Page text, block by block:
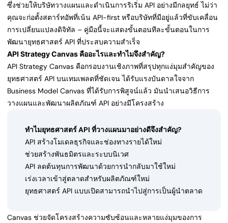
ซึ่งช่วยให้บริษัทวางแผนและดำเนินการริเริ่ม API อย่างมีกลยุทธ์ ไม่ว่า
คุณจะก่อตั้งสตาร์ทอัพที่เน้น API-first หรือบริษัทที่มีอยู่แล้วที่ขับเคลื่อน
การเปลี่ยนแปลงดิจิทัล – คู่มือนี้จะแสดงขั้นตอนทีละขั้นตอนในการ
พัฒนายุทธศาสตร์ API ที่ประสบความสำเร็จ
API Strategy Canvas คืออะไรและทำไมจึงสำคัญ?
API Strategy Canvas คือกรอบงานเชิงภาพที่สรุปทุกแง่มุมสำคัญของ
ยุทธศาสตร์ API บนเทมเพลตที่ชัดเจน ได้รับแรงบันดาลใจจาก
Business Model Canvas ที่ได้รับการพิสูจน์แล้ว มันนำเสนอวิธีการ
วางแผนและพัฒนาผลิตภัณฑ์ API อย่างมีโครงสร้าง
ทำไมยุทธศาสตร์ API ที่วางแผนมาอย่างดีจึงสำคัญ?
API สร้างโมเดลธุรกิจและช่องทางรายได้ใหม่
ช่วยสร้างพันธมิตรและระบบนิเวศ
API ลดต้นทุนการพัฒนาด้วยการนำกลับมาใช้ใหม่
เร่งเวลาเข้าสู่ตลาดสำหรับผลิตภัณฑ์ใหม่
ยุทธศาสตร์ API แบบเปิดสามารถนำไปสู่การเป็นผู้นำตลาด
Canvas ช่วยจัดโครงสร้างความซับซ้อนและหลายแง่มุมของการ